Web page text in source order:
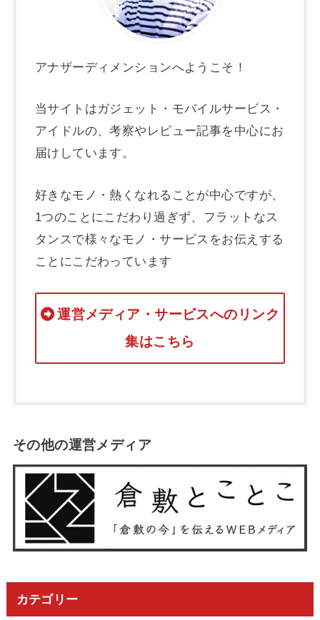
アナザーディメンションへようこそ！
当サイトはガジェット・モバイルサービス・
アイドルの、考察やレビュー記事を中心にお
届けしています。
好きなモノ・熱くなれることが中心ですが、
1つのことにこだわり過ぎず、フラットなス
タンスで様々なモノ・サービスをお伝えする
ことにこだわっています
運営メディア・サービスへのリンク
集はこちら
その他の運営メディア
カテゴリー